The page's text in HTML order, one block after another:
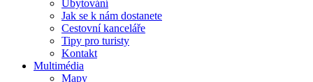
Ubytování
Jak se k nám dostanete
Cestovní kanceláře
Tipy pro turisty
Kontakt
Multimédia
Mapy